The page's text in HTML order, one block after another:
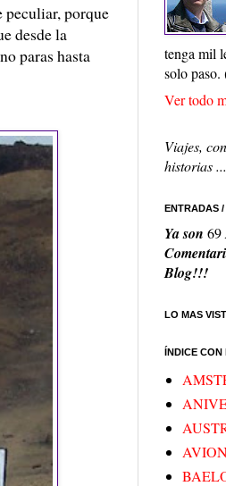
peculiar, porque
desde la
paras hasta
tenga mil
solo paso.
Ver todo
Viajes,
historias
ENTRADAS
Ya son 69
Blog!!!
LO MAS
ÍNDICE